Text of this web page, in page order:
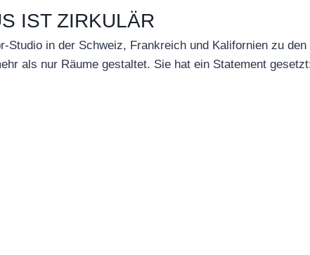
IST ZIRKULÄR
Studio in der Schweiz, Frankreich und Kalifornien zu den
als nur Räume gestaltet. Sie hat ein Statement